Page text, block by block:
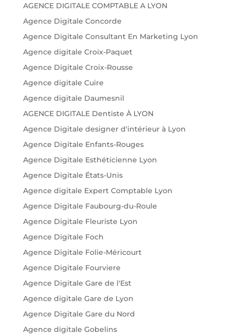
AGENCE DIGITALE COMPTABLE A LYON
Agence Digitale Concorde
Agence Digitale Consultant En Marketing Lyon
Agence digitale Croix-Paquet
Agence Digitale Croix-Rousse
Agence digitale Cuire
Agence digitale Daumesnil
AGENCE DIGITALE Dentiste À LYON
Agence Digitale designer d'intérieur à Lyon
Agence Digitale Enfants-Rouges
Agence Digitale Esthéticienne Lyon
Agence Digitale États-Unis
Agence digitale Expert Comptable Lyon
Agence Digitale Faubourg-du-Roule
Agence Digitale Fleuriste Lyon
Agence Digitale Foch
Agence Digitale Folie-Méricourt
Agence Digitale Fourviere
Agence Digitale Gare de l'Est
Agence digitale Gare de Lyon
Agence Digitale Gare du Nord
Agence digitale Gobelins